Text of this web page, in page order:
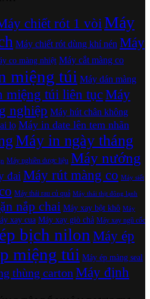
chiết rót 1 vòiMáy
Máy chiết rót dùng khí nén Máy
co màng nhiệt Máy cắt màng co
miệng túi Máy dán màng
miệng túi liên tụcMáy
nghiệp Máy hút chân không
lọ Máy in date lên tem nhãn
Máy in ngày tháng
Máy nghiền dược liệu Máy nướng
đai Máy rút màng co Máy siết
Máy thái rau củ quả Máy thái thịt đông lạnh
nắp chai Máy xay bột khô Máy
xay cua Máy xay giò chả Máy xay ngũ cốc
bịch nilon Máy ép
miệng túi Máy ép màng seal
thùng carton Máy định